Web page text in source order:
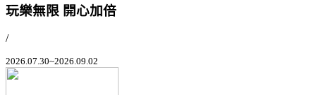
玩樂無限 開心加倍
/
2026.07.30~2026.09.02